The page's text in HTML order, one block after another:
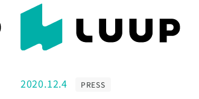
2020.12.4 PRESS